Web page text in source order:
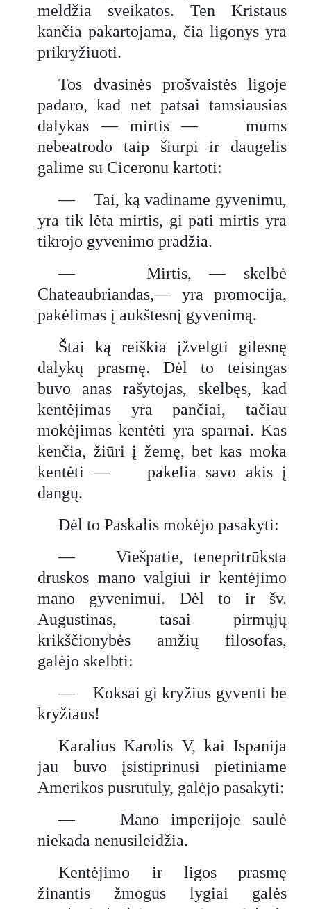
meldžia sveikatos. Ten Kristaus
kančia pakartojama, čia ligonys yra
prikryžiuoti.
Tos dvasinės prošvaistės ligoje
padaro, kad net patsai tamsiausias
dalykas — mirtis — mums
nebeatrodo taip šiurpi ir daugelis
galime su Ciceronu kartoti:
— Tai, ką vadiname gyvenimu,
yra tik lėta mirtis, gi pati mirtis yra
tikrojo gyvenimo pradžia.
— Mirtis, — skelbė
Chateaubriandas,— yra promocija,
pakėlimas į aukštesnį gyvenimą.
Štai ką reiškia įžvelgti gilesnę
dalykų prasmę. Dėl to teisingas
buvo anas rašytojas, skelbęs, kad
kentėjimas yra pančiai, tačiau
mokėjimas kentėti yra sparnai. Kas
kenčia, žiūri į žemę, bet kas moka
kentėti — pakelia savo akis į
dangų.
Dėl to Paskalis mokėjo pasakyti:
— Viešpatie, tenepritrūksta
druskos mano valgiui ir kentėjimo
mano gyvenimui. Dėl to ir šv.
Augustinas, tasai pirmųjų
krikščionybės amžių filosofas,
galėjo skelbti:
— Koksai gi kryžius gyventi be
kryžiaus!
Karalius Karolis V, kai Ispanija
jau buvo įsistiprinusi pietiniame
Amerikos pusrutuly, galėjo pasakyti:
— Mano imperijoje saulė
niekada nenusileidžia.
Kentėjimo ir ligos prasmę
žinantis žmogus lygiai galės